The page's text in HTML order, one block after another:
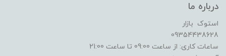
درباره ما
استوک بازار
09354438628
ساعات کاری: از ساعت 09:00 تا ساعت 21:00